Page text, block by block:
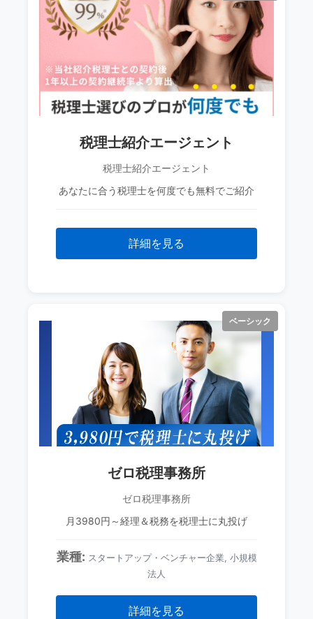
税理士紹介エージェント
税理士紹介エージェント
あなたに合う税理士を何度でも無料でご紹介
詳細を見る
ベーシック
ゼロ税理事務所
ゼロ税理事務所
月3980円～経理＆税務を税理士に丸投げ
業種: スタートアップ・ベンチャー企業, 小規模
法人
詳細を見る